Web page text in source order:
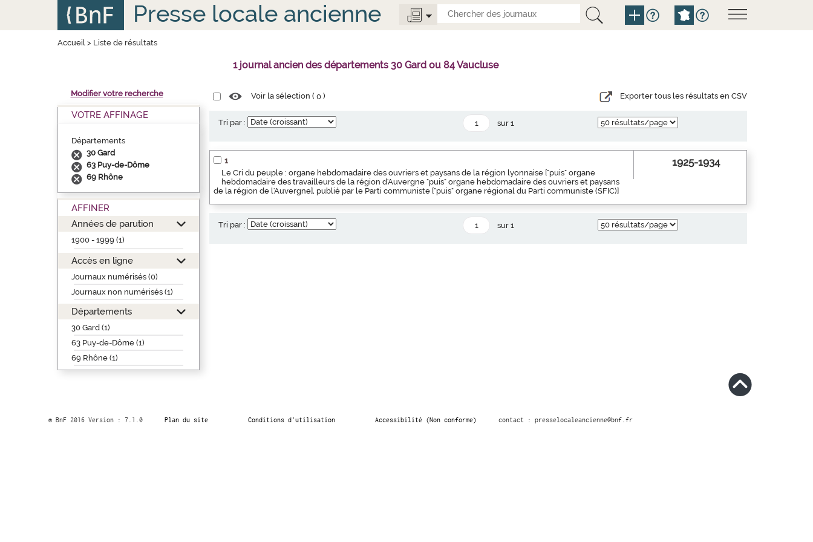
Presse locale ancienne
Accueil> Liste de résultats
1 journal ancien des départements 30 Gard ou 84 Vaucluse
Modifier votre recherche
VOTRE AFFINAGE
Départements
30 Gard
63 Puy-de-Dôme
69 Rhône
AFFINER
Années de parution
1900 - 1999 (1)
Accès en ligne
Journaux numérisés (0)
Journaux non numérisés (1)
Départements
30 Gard (1)
63 Puy-de-Dôme (1)
69 Rhône (1)
Voir la sélection (0 ) Exporter tous les résultats en CSV
Tri par : sur 1
1
Le Cri du peuple : organe hebdomadaire des ouvriers et paysans de la région lyonnaise ["puis" organe
hebdomadaire des travailleurs de la région d'Auvergne "puis" organe hebdomadaire des ouvriers et paysans
de la région de l'Auvergne], publié par le Parti communiste ["puis" organe régional du Parti communiste (SFIC)]
1925-1934
Tri par : sur 1
© BnF 2016 Version : 7.1.0 Plan du site Conditions d’utilisation Accessibilité (Non conforme) contact : presselocaleancienne@bnf.fr
Panneau de gestion des cookies